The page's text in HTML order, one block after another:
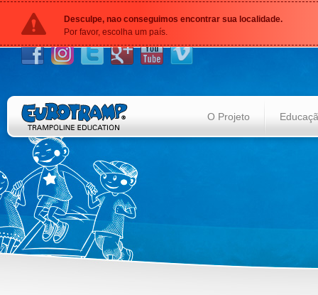
Desculpe, nao conseguimos encontrar sua localidade.
Por favor, escolha um país.
O Projeto